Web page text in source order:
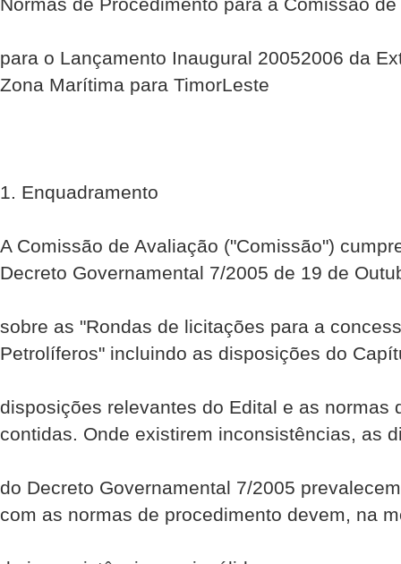
para o Lançamento Inaugural 2005­2006 da
Zona Marítima para Timor­Leste
1. Enquadramento
A Comissão de Avaliação ("Comissão")
Decreto Governamental 7/2005 de 19 de
sobre as "Rondas de licitações para a
Petrolíferos" incluindo as disposições do
disposições relevantes do Edital e as normas
contidas. Onde existirem inconsistências, as
do Decreto Governamental 7/2005
com as normas de procedimento devem, na